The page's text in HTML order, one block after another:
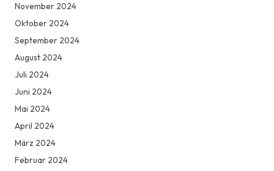
November 2024
Oktober 2024
September 2024
August 2024
Juli 2024
Juni 2024
Mai 2024
April 2024
März 2024
Februar 2024